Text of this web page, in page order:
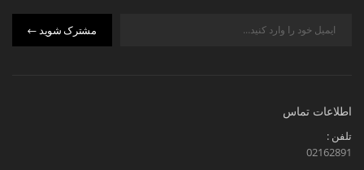
مشترک شوید
اطلاعات تماس
تلفن :
02162891